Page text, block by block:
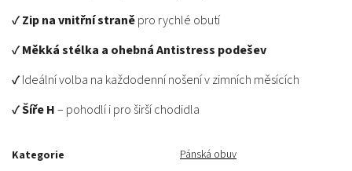
✔Zip na vnitřní straněpro rychlé obutí
✔Měkká stélka a ohebná Antistress podešev
✔ Ideální volba na každodenní nošení v zimních měsících
✔Šíře H– pohodlí i pro širší chodidla
Kategorie Pánská obuv